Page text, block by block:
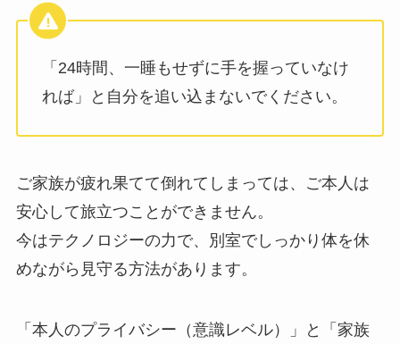
「24時間、一睡もせずに手を握っていなけ
れば」と自分を追い込まないでください。
ご家族が疲れ果てて倒れてしまっては、ご本人は
安心して旅立つことができません。
今はテクノロジーの力で、別室でしっかり体を休
めながら見守る方法があります。
「本人のプライバシー（意識レベル）」と「家族